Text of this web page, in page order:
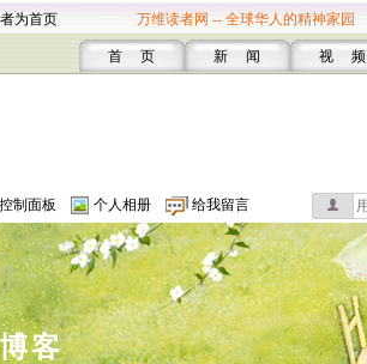
为首页 万维读者网 -- 全球华人的精神家园
首 页 新 闻 视 频
控制面板 个人相册 给我留言
客